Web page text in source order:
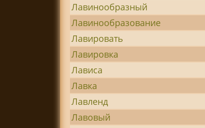
Лавинообразный
Лавинообразование
Лавировать
Лавировка
Лависа
Лавка
Лавленд
Лавовый